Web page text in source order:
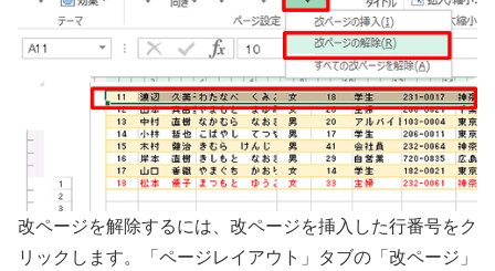
改ページを解除するには、改ページを挿入した行番号をク
リックします。「ページレイアウト」タブの「改ページ」